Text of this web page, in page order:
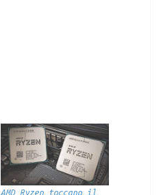
AMD Ryzen toccano il